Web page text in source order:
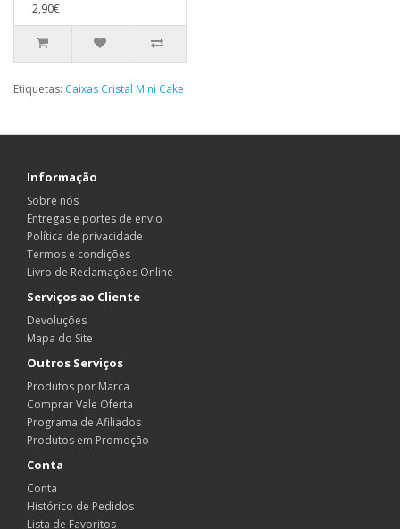
2,90€
Etiquetas: Caixas Cristal Mini Cake
Informação
Sobre nós
Entregas e portes de envio
Política de privacidade
Termos e condições
Livro de Reclamações Online
Serviços ao Cliente
Devoluções
Mapa do Site
Outros Serviços
Produtos por Marca
Comprar Vale Oferta
Programa de Afiliados
Produtos em Promoção
Conta
Conta
Histórico de Pedidos
Lista de Favoritos